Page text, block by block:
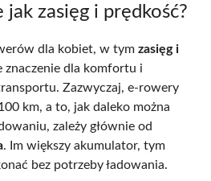
jak zasięg i prędkość?
dla kobiet, w tym zasięg i
znaczenie dla komfortu i
Zazwyczaj, e-rowery
km, a to, jak daleko można
zależy głównie od
. Im większy akumulator, tym
bez potrzeby ładowania.